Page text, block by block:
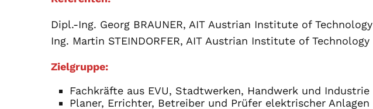
Dipl.-Ing. Georg BRAUNER, AIT Austrian Institute of Technology
Ing. Martin STEINDORFER, AIT Austrian Institute of Technology
Zielgruppe:
Fachkräfte aus EVU, Stadtwerken, Handwerk und Industrie
Planer, Errichter, Betreiber und Prüfer elektrischer Anlagen